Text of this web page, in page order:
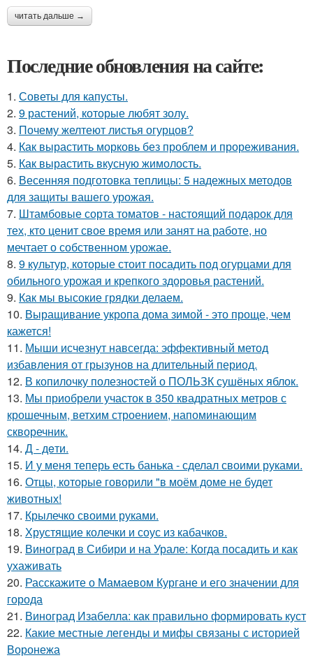
читать дальше →
Последние обновления на сайте:
1. Советы для капусты.
2. 9 растений, которые любят золу.
3. Почему желтеют листья огурцов?
4. Как вырастить морковь без проблем и прореживания.
5. Как вырастить вкусную жимолость.
6. Весенняя подготовка теплицы: 5 надежных методов
для защиты вашего урожая.
7. Штамбовые сорта томатов - настоящий подарок для
тех, кто ценит свое время или занят на работе, но
мечтает о собственном урожае.
8. 9 культур, которые стоит посадить под огурцами для
обильного урожая и крепкого здоровья растений.
9. Как мы высокие грядки делаем.
10. Выращивание укропа дома зимой - это проще, чем
кажется!
11. Мыши исчезнут навсегда: эффективный метод
избавления от грызунов на длительный период.
12. В копилочку полезностей о ПОЛЬЗК сушёных яблок.
13. Мы приобрели участок в 350 квадратных метров с
крошечным, ветхим строением, напоминающим
скворечник.
14. Д - дeти.
15. И у меня теперь есть банька - сделал своими руками.
16. Отцы, которые говорили "в моём доме не будет
животных!
17. Крылечко своими руками.
18. Хрустящие колечки и соус из кабачков.
19. Виноград в Сибири и на Урале: Когда посадить и как
ухаживать
20. Расскажите о Мамаевом Кургане и его значении для
города
21. Виноград Изабелла: как правильно формировать куст
22. Какие местные легенды и мифы связаны с историей
Воронежа